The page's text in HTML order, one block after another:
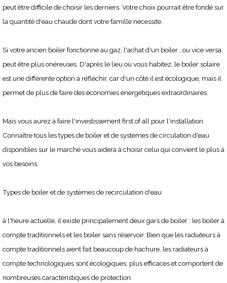
peut être difficile de choisir les derniers. Votre choix pourrait être fondé sur
la quantité d'eau chaude dont votre famille nécessite.
Si votre ancien boiler fonctionne au gaz, l'achat d'un boiler , ou vice versa,
peut être plus onéreuses. D'après le lieu où vous habitez, le boiler solaire
est une différente option à réfléchir, car d'un côté il est écologique, mais il
permet de plus de faire des économies énergétiques extraordinaires.
Mais vous aurez à faire l'investissement first of all pour l'installation.
Connaître tous les types de boiler et de systèmes de circulation d'eau
disponibles sur le marché vous aidera à choisir celui qui convient le plus à
vos besoins.
Types de boiler et de systèmes de recirculation d'eau
à l'heure actuelle, il existe principalement deux gars de boiler : les boiler à
compte traditionnels et les boiler sans réservoir. Bien que les radiateurs à
compte traditionnels aient fait beaucoup de hachure, les radiateurs à
compte technologiques sont écologiques, plus efficaces et comportent de
nombreuses caractéristiques de protection.